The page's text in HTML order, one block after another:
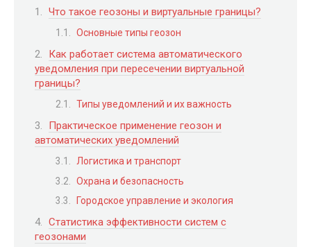
Что такое геозоны и виртуальные границы?
Основные типы геозон
Как работает система автоматического
уведомления при пересечении виртуальной
границы?
Типы уведомлений и их важность
Практическое применение геозон и
автоматических уведомлений
Логистика и транспорт
Охрана и безопасность
Городское управление и экология
Статистика эффективности систем с
геозонами